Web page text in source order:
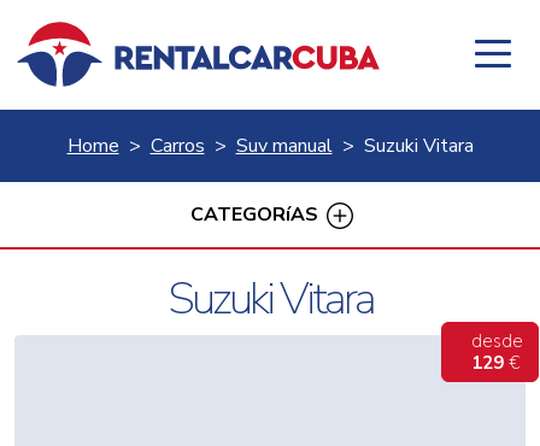
Home Carros Suv manual Suzuki Vitara
CATEGORíAS
Suzuki Vitara
desde
129 €